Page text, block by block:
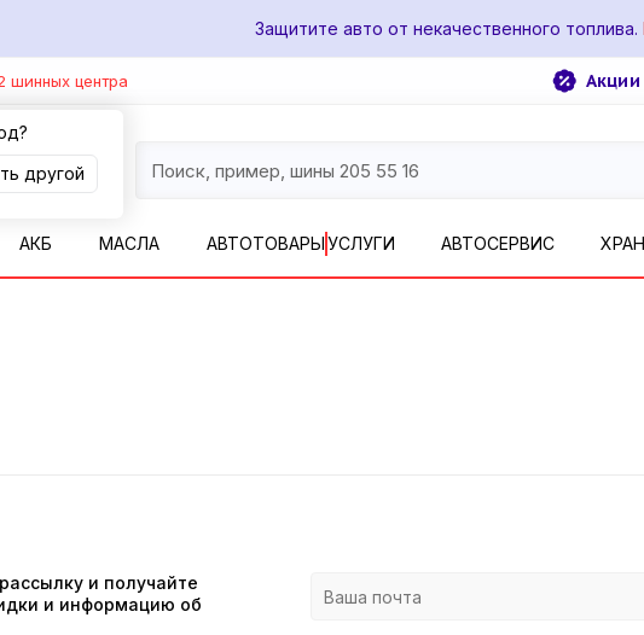
Защитите авто от некачественного топлива.
другой
шинных центра Акции
АКБ МАСЛА АВТОТОВАРЫУСЛУГИ АВТОСЕРВИС
и получайте
и информацию об